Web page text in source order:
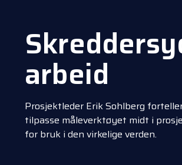
arbeid
Prosjektleder Erik Sohlberg
tilpasse måleverktøyet midt i
for bruk i den virkelige verden.